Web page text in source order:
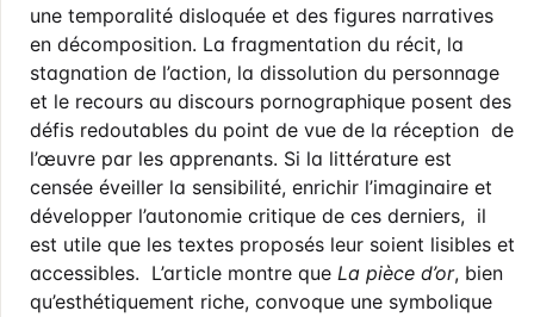
une temporalité disloquée et des figures narratives
en décomposition. La fragmentation du récit, la
stagnation de l’action, la dissolution du personnage
et le recours au discours pornographique posent des
défis redoutables du point de vue de la réception de
l’œuvre par les apprenants. Si la littérature est
censée éveiller la sensibilité, enrichir l’imaginaire et
développer l’autonomie critique de ces derniers, il
est utile que les textes proposés leur soient lisibles et
accessibles. L’article montre que La pièce d’or, bien
qu’esthétiquement riche, convoque une symbolique